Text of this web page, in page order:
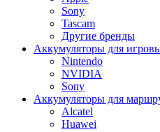
Sony
Tascam
Другие бренды
Аккумуляторы для
Nintendo
NVIDIA
Sony
Аккумуляторы для
Alcatel
Huawei